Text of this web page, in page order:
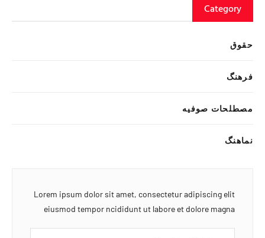
Category
حقوق
فرهنگ
مصطلحات صوفیه
نماهنگ
Lorem ipsum dolor sit amet, consectetur adipiscing elit
eiusmod tempor ncididunt ut labore et dolore magna